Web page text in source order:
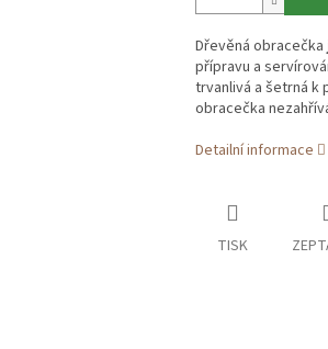
Dřevěná obracečka
přípravu a
trvanlivá a šetrná k
obracečka
Detailní informace
TISK